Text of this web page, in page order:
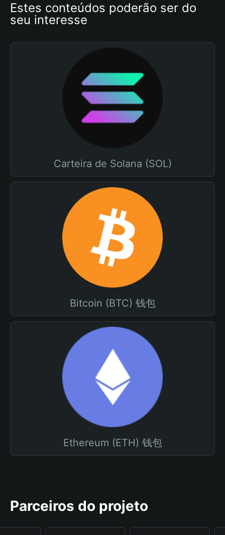
Estes conteúdos poderão ser do
seu interesse
Carteira de Solana (SOL)
Bitcoin (BTC) 钱包
Ethereum (ETH) 钱包
Parceiros do projeto